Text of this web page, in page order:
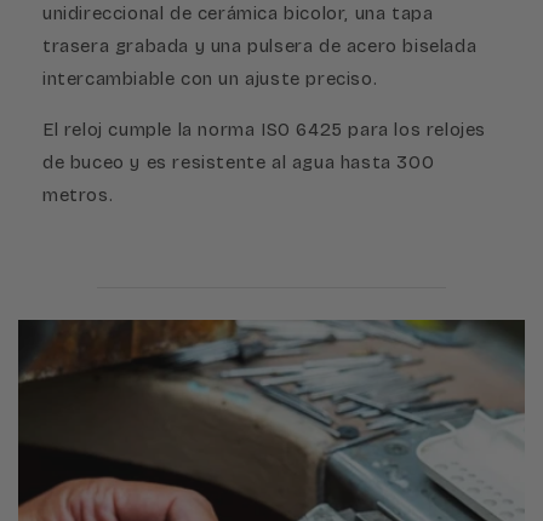
unidireccional de cerámica bicolor, una tapa
trasera grabada y una pulsera de acero biselada
intercambiable con un ajuste preciso.
El reloj cumple la norma ISO 6425 para los relojes
de buceo y es resistente al agua hasta 300
metros.